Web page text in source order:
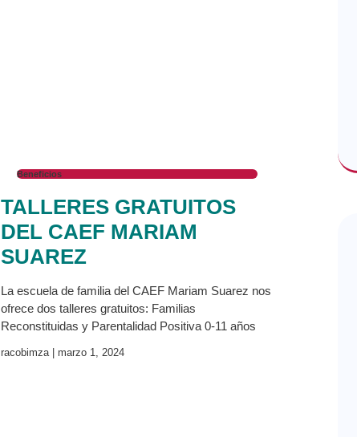
Beneficios
TALLERES GRATUITOS
DEL CAEF MARIAM
SUAREZ
La escuela de familia del CAEF Mariam Suarez nos
ofrece dos talleres gratuitos: Familias
Reconstituidas y Parentalidad Positiva 0-11 años
racobimza marzo 1, 2024